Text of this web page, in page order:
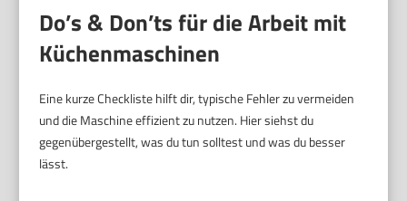
Do’s & Don’ts für die Arbeit mit
Küchenmaschinen
Eine kurze Checkliste hilft dir, typische Fehler zu vermeiden
und die Maschine effizient zu nutzen. Hier siehst du
gegenübergestellt, was du tun solltest und was du besser
lässt.